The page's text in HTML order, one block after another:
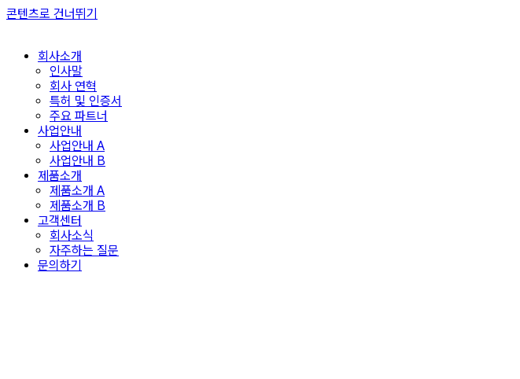
콘텐츠로 건너뛰기
회사소개
인사말
회사 연혁
특허 및 인증서
주요 파트너
사업안내
사업안내 A
사업안내 B
제품소개
제품소개 A
제품소개 B
고객센터
회사소식
자주하는 질문
문의하기